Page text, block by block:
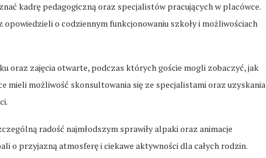
kadrę pedagogiczną oraz specjalistów pracujących w placówce.
o codziennym funkcjonowaniu szkoły i możliwościach
oraz zajęcia otwarte, podczas których goście mogli zobaczyć, jak
mieli możliwość skonsultowania się ze specjalistami oraz uzyskania
radość najmłodszym sprawiły alpaki oraz animacje
o przyjazną atmosferę i ciekawe aktywności dla całych rodzin.